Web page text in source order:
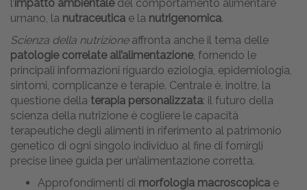
l’ impatto ambientaledel comportamento alimentare
umano, la nutraceutica e la nutrigenomica.
Scienza della nutrizioneaffronta anche il tema delle
patologie correlate all’alimentazione, fornendo le
principali informazioni riguardo eziologia, epidemiologia,
sintomi, complicanze e terapie. Centrale è, inoltre, la
questione della terapia personalizzata: il futuro della
scienza della nutrizione è cogliere le capacità
terapeutiche degli alimenti in riferimento al patrimonio
genetico di ogni singolo individuo al fine di fornirgli
precise linee guida per un’alimentazione corretta.
Approfondimenti di morfologia macroscopica e